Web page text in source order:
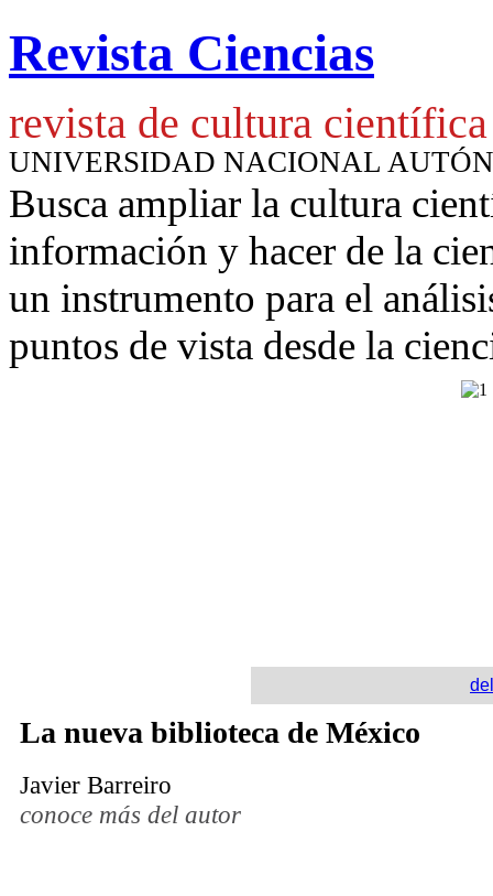
Revista Ciencias
revista de cultura científica
UNIVERSIDAD NACIONAL
Busca ampliar la cultura
información y hacer de la
un instrumento para el
puntos de vista desde la
La nueva biblioteca de México
Javier Barreiro
conoce más del autor